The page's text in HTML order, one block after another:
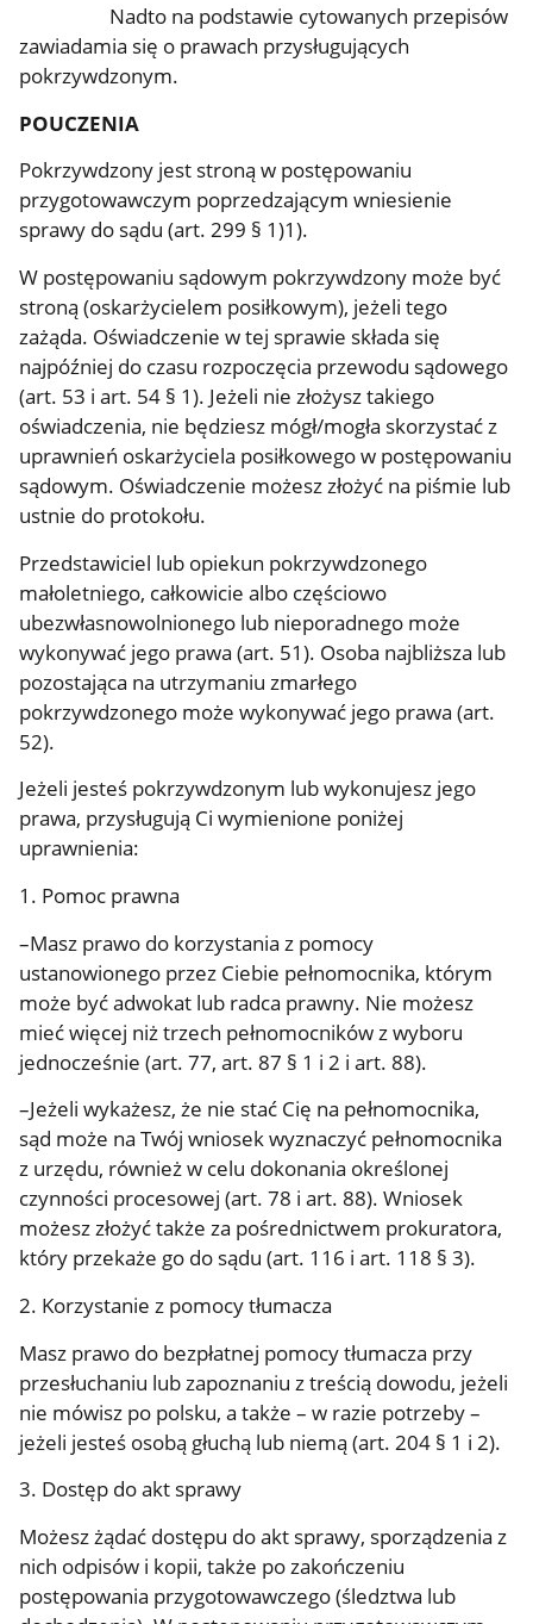
Nadto na podstawie cytowanych przepisów
zawiadamia się o prawach przysługujących
pokrzywdzonym.
POUCZENIA
Pokrzywdzony jest stroną w postępowaniu
przygotowawczym poprzedzającym wniesienie
sprawy do sądu (art. 299 § 1)1).
W postępowaniu sądowym pokrzywdzony może być
stroną (oskarżycielem posiłkowym), jeżeli tego
zażąda. Oświadczenie w tej sprawie składa się
najpóźniej do czasu rozpoczęcia przewodu sądowego
(art. 53 i art. 54 § 1). Jeżeli nie złożysz takiego
oświadczenia, nie będziesz mógł/mogła skorzystać z
uprawnień oskarżyciela posiłkowego w postępowaniu
sądowym. Oświadczenie możesz złożyć na piśmie lub
ustnie do protokołu.
Przedstawiciel lub opiekun pokrzywdzonego
małoletniego, całkowicie albo częściowo
ubezwłasnowolnionego lub nieporadnego może
wykonywać jego prawa (art. 51). Osoba najbliższa lub
pozostająca na utrzymaniu zmarłego
pokrzywdzonego może wykonywać jego prawa (art.
52).
Jeżeli jesteś pokrzywdzonym lub wykonujesz jego
prawa, przysługują Ci wymienione poniżej
uprawnienia:
1. Pomoc prawna
–Masz prawo do korzystania z pomocy
ustanowionego przez Ciebie pełnomocnika, którym
może być adwokat lub radca prawny. Nie możesz
mieć więcej niż trzech pełnomocników z wyboru
jednocześnie (art. 77, art. 87 § 1 i 2 i art. 88).
–Jeżeli wykażesz, że nie stać Cię na pełnomocnika,
sąd może na Twój wniosek wyznaczyć pełnomocnika
z urzędu, również w celu dokonania określonej
czynności procesowej (art. 78 i art. 88). Wniosek
możesz złożyć także za pośrednictwem prokuratora,
który przekaże go do sądu (art. 116 i art. 118 § 3).
2. Korzystanie z pomocy tłumacza
Masz prawo do bezpłatnej pomocy tłumacza przy
przesłuchaniu lub zapoznaniu z treścią dowodu, jeżeli
nie mówisz po polsku, a także – w razie potrzeby –
jeżeli jesteś osobą głuchą lub niemą (art. 204 § 1 i 2).
3. Dostęp do akt sprawy
Możesz żądać dostępu do akt sprawy, sporządzenia z
nich odpisów i kopii, także po zakończeniu
postępowania przygotowawczego (śledztwa lub